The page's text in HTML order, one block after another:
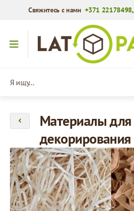
Свяжитесь с нами+371 22178498
Перейти к содержимому
Материалы для
декорирования